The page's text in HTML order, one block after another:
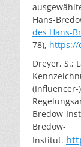
Hans-
des Hans-
78), https://
Dreyer, S.;
(Influencer-
Bredow-
Bredow-
Institut.